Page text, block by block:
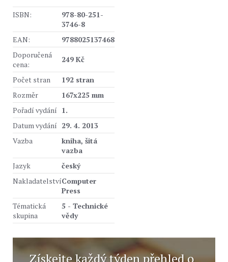
ISBN:
978-80-251-
3746-8
EAN:
9788025137468
Doporučená
cena:
249 Kč
Počet stran
192 stran
Rozměr
167x225 mm
Pořadí vydání 1.
Datum vydání 29. 4. 2013
Vazba
kniha, šitá
vazba
Jazyk
český
NakladatelstvíComputer
Press
Tématická
skupina
5 - Technické
vědy
Získejte každý týden přehled o